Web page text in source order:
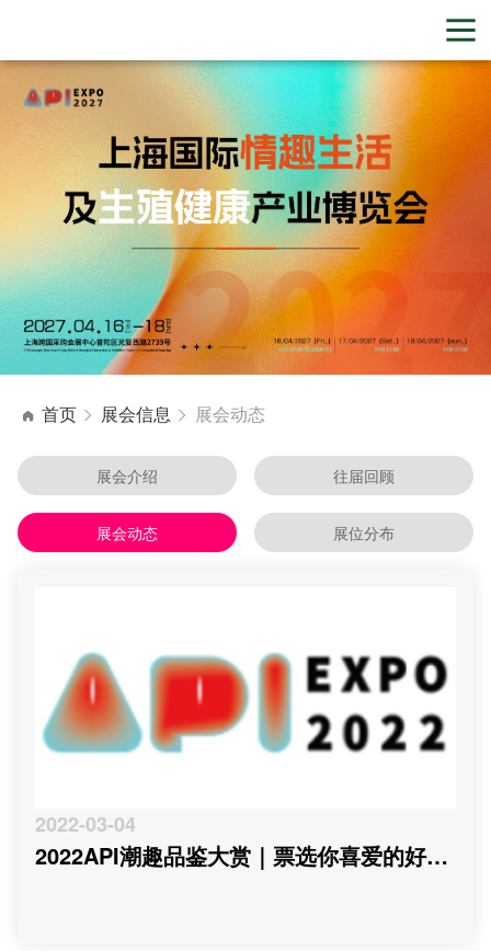
展会介绍 往届回顾
展会动态 展位分布
首页 展会信息 展会动态
2022-03-04
2022API潮趣品鉴大赏｜票选你喜爱的好玩